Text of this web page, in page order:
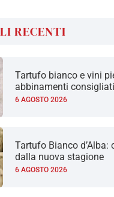
RECENTI
Tartufo bianco e vini
abbinamenti consigliati
6 AGOSTO 2026
Tartufo Bianco d’Alba:
dalla nuova stagione
6 AGOSTO 2026